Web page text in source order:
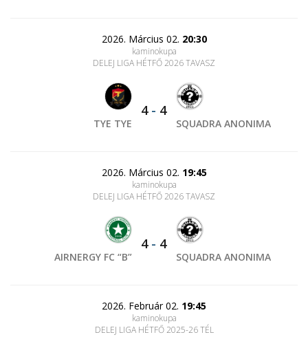
2026. Március 02. 20:30
kaminokupa
DELEJ LIGA HÉTFŐ 2026 TAVASZ
TYE TYE
4- 4
SQUADRA ANONIMA
2026. Március 02. 19:45
kaminokupa
DELEJ LIGA HÉTFŐ 2026 TAVASZ
AIRNERGY FC “B”
4- 4
SQUADRA ANONIMA
2026. Február 02. 19:45
kaminokupa
DELEJ LIGA HÉTFŐ 2025-26 TÉL